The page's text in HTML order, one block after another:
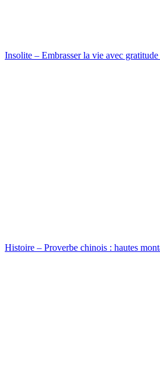
Insolite – Embrasser la vie avec
Histoire – Proverbe chinois : hautes